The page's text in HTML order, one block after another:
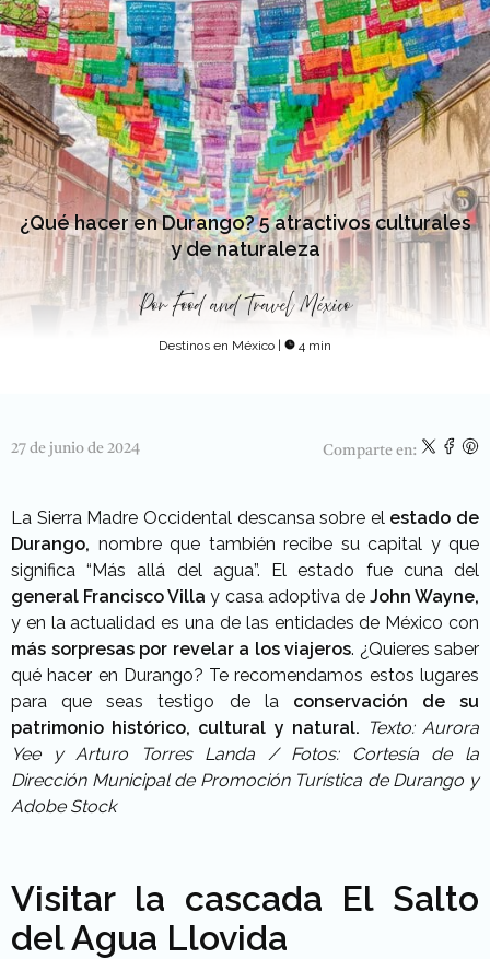
¿Qué hacer en Durango? 5 atractivos culturales
y de naturaleza
Por Food and Travel México
Destinos en México | 4 min
27 de junio de 2024 Comparte en:
La Sierra Madre Occidental descansa sobre el estado de
Durango, nombre que también recibe su capital y que
significa “Más allá del agua”. El estado fue cuna del
general Francisco Villa y casa adoptiva de John Wayne,
y en la actualidad es una de las entidades de México con
más sorpresas por revelar a los viajeros. ¿Quieres saber
qué hacer en Durango? Te recomendamos estos lugares
para que seas testigo de la conservación de su
patrimonio histórico, cultural y natural. Texto: Aurora
Yee y Arturo Torres Landa / Fotos: Cortesía de la
Dirección Municipal de Promoción Turística de Durango y
Adobe Stock
Visitar la cascada El Salto
del Agua Llovida